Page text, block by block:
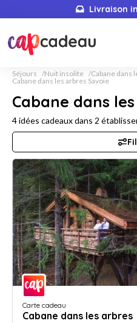
Livraison
Séjours Nuit insolite
Cabane dans
Cabane dans les arbres Savoie
Cabane dans
4idées cadeaux dans 2
Carte cadeau
Cabane dans les arbres